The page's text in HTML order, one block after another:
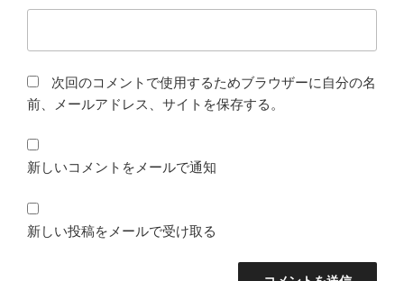
次回のコメントで使用するためブラウザーに自分の名
前、メールアドレス、サイトを保存する。
新しいコメントをメールで通知
新しい投稿をメールで受け取る